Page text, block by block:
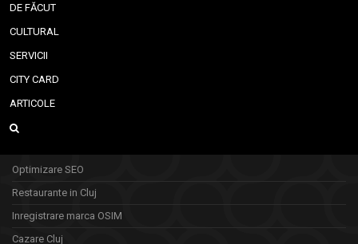
DE FĂCUT
CULTURAL
SERVICII
CITY CARD
ARTICOLE
Optimizare SEO
Restaurante in Cluj
Inregistrare marca OSIM
Cazare Cluj